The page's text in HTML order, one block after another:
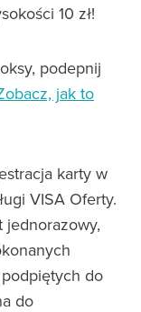
10 zł!
podepnij
jak to
karty w
VISA Oferty.
do
do